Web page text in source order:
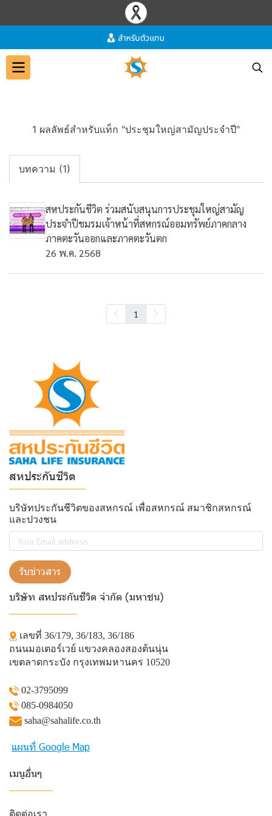
1 ผลลัพธ์สำหรับแท็ก "ประชุมใหญ่สามัญประจำปี"
บทความ (1)
สหประกันชีวิต ร่วมสนับสนุนการประชุมใหญ่สามัญ
ประจำปีชมรมเจ้าหน้าที่สหกรณ์ออมทรัพย์ภาคกลาง
ภาคตะวันออกและภาคตะวันตก
26 พ.ค. 2568
1
สหประกันชีวิต
บริษัทประกันชีวิตของสหกรณ์ เพื่อสหกรณ์ สมาชิกสหกรณ์
และปวงชน
รับข่าวสาร
บริษัท สหประกันชีวิต จำกัด (มหาชน)
เลขที่ 36/179, 36/183, 36/186
ถนนมอเตอร์เวย์ แขวงคลองสองต้นนุ่น
เขตลาดกระบัง กรุงเทพมหานคร 10520
02-3795099
085-0984050
saha@sahalife.co.th
แผนที่ Google Map
เมนูอื่นๆ
ติดต่อเรา